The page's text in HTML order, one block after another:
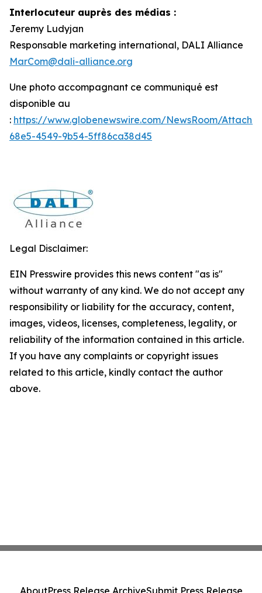
Interlocuteur auprès des médias :
Jeremy Ludyjan
Responsable marketing international, DALI Alliance
MarCom@dali-alliance.org
Une photo accompagnant ce communiqué est
disponible au
: https://www.globenewswire.com/NewsRoom/
68e5-4549-9b54-5ff86ca38d45
Legal Disclaimer:
EIN Presswire provides this news content "as is"
without warranty of any kind. We do not accept any
responsibility or liability for the accuracy, content,
images, videos, licenses, completeness, legality, or
reliability of the information contained in this article.
If you have any complaints or copyright issues
related to this article, kindly contact the author
above.
AboutPress Release ArchiveSubmit Press Release